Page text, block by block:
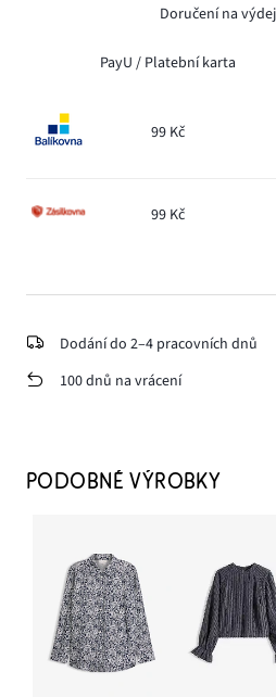
Doručení na
PayU / Platební karta
99 Kč
99 Kč
Dodání do 2–4 pracovních dnů
100 dnů na vrácení
PODOBNÉ VÝROBKY